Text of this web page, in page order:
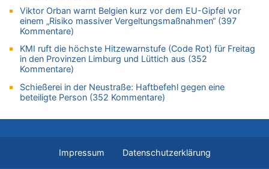
09.08.2026 - 16:21 von Sparwasser zu
Politischer Eklat bei der Gedenkfeier in Marcinelle – Meloni:
„Schwerwiegende und beschämende Geste“
09.08.2026 - 16:04 von Marcel Scholzen Eimerscheid zu
Leipzig, Mechernich und die Frage: Wer steckt hinter den
Drohnen mit Strengstoff? War es Russland?
09.08.2026 - 16:01 von Der Patriot zu
Mark van Bommel offiziell als neuer Nationalcoach der Roten
„Schwerwiegende und beschämende Geste“
Viktor Orban warnt Belgien kurz vor dem EU-Gipfel vor
einem „Risiko massiver Vergeltungsmaßnahmen“ (397
Kommentare)
KMI ruft die höchste Hitzewarnstufe (Code Rot) für Freitag
in den Provinzen Limburg und Lüttich aus (352
Kommentare)
Schießerei in der Neustraße: Haftbefehl gegen eine
beteiligte Person (352 Kommentare)
Impressum Datenschutzerklärung